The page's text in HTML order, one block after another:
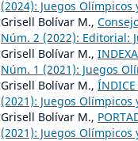
(2024): Juegos
Grisell Bolívar M.,
Núm. 2 (2022): Editorial:
Grisell Bolívar M.,
Núm. 1 (2021): Juegos
Grisell Bolívar M., ÍNDICE
(2021): Juegos
Grisell Bolívar M.,
(2021): Juegos